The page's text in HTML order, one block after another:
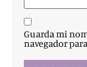
Guarda mi
navegador